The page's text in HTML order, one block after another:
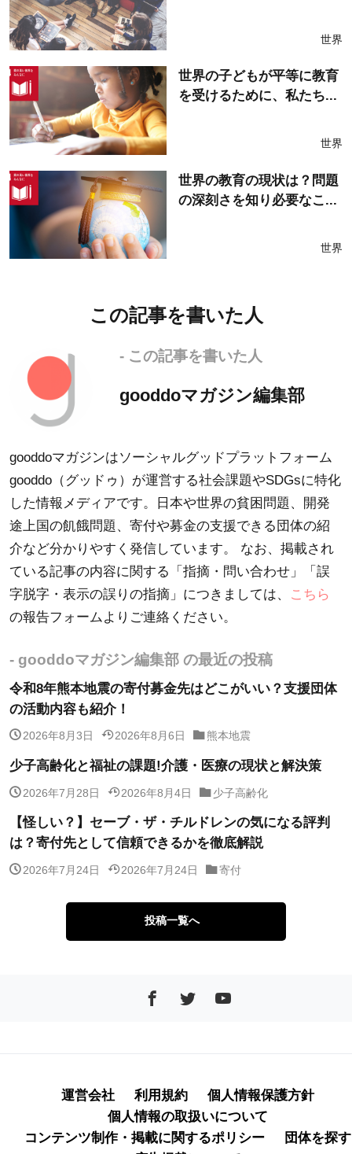
世界
世界の子どもが平等に教育
を受けるために、私たち...
世界
世界の教育の現状は？問題
の深刻さを知り必要なこ...
世界
この記事を書いた人
- この記事を書いた人
gooddoマガジン編集部
gooddoマガジンはソーシャルグッドプラットフォーム
gooddo（グッドゥ）が運営する社会課題やSDGsに特化
した情報メディアです。日本や世界の貧困問題、開発
途上国の飢餓問題、寄付や募金の支援できる団体の紹
介など分かりやすく発信しています。 なお、掲載され
ている記事の内容に関する「指摘・問い合わせ」「誤
字脱字・表示の誤りの指摘」につきましては、
こちら
の報告フォームよりご連絡ください。
- gooddoマガジン編集部 の最近の投稿
令和8年熊本地震の寄付募金先はどこがいい？支援団体
の活動内容も紹介！
2026年8月3日 2026年8月6日 熊本地震
少子高齢化と福祉の課題!介護・医療の現状と解決策
2026年7月28日 2026年8月4日 少子高齢化
【怪しい？】セーブ・ザ・チルドレンの気になる評判
は？寄付先として信頼できるかを徹底解説
2026年7月24日 2026年7月24日 寄付
投稿一覧へ
運営会社 利用規約
個人情報保護方針
個人情報の取扱いについて
コンテンツ制作・掲載に関するポリシー
団体を探す